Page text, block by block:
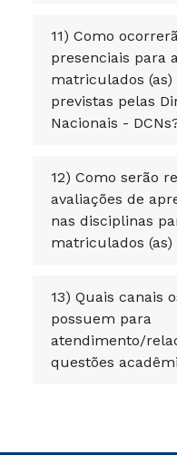
11) Como
presenciais para
matriculados (as)
previstas pelas
Nacionais -
12) Como serão
avaliações de
nas disciplinas
matriculados (as)
13) Quais canais
possuem para
atendimento/
questões